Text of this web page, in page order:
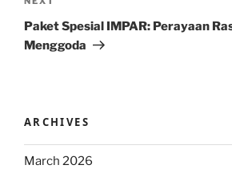
Post
Paket Spesial IMPAR: Perayaan
Menggoda
ARCHIVES
March 2026